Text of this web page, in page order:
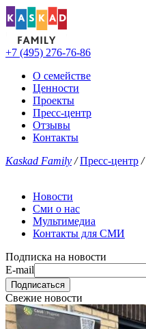
+7 (495) 276-76-86
О семействе
Ценности
Проекты
Пресс-центр
Отзывы
Контакты
Kaskad Family / Пресс-центр /
Новости
Сми о нас
Мультимедиа
Контакты для СМИ
Подписка на новости
E-mail
Свежие новости